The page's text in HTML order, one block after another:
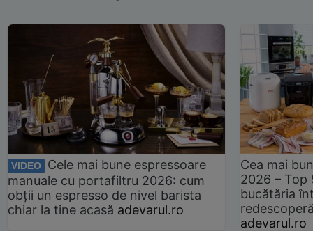
VIDEO
Cele mai bune espressoare
manuale cu portafiltru 2026: cum
obții un espresso de nivel barista
chiar la tine acasă adevarul.ro
Cea mai
2026 –
bucătăria
adevarul.ro